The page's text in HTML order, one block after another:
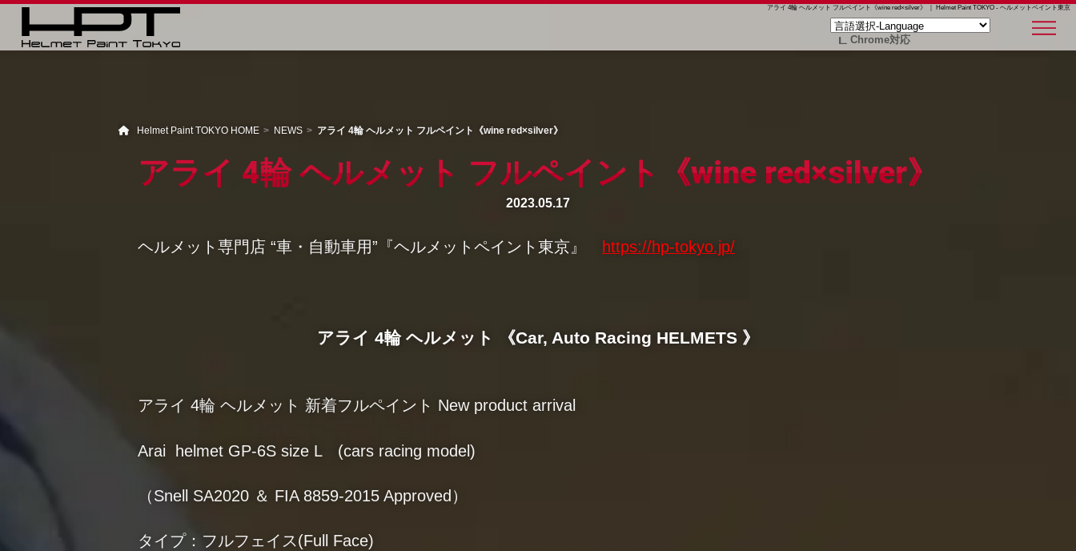
アライ 4輪 ヘルメット フルペイント《wine red×silver》 ｜ Helmet Paint TOKYO - ヘルメットペイント東京
Chrome対応
Helmet Paint TOKYO HOME NEWS アライ 4輪 ヘルメット フルペイント《wine red×silver》
アライ 4輪 ヘルメット フルペイント《wine red×silver》
2023.05.17
ヘルメット専門店 “車・自動車用”『ヘルメットペイント東京』 https://hp-tokyo.jp/
アライ 4輪 ヘルメット 《Car, Auto Racing HELMETS 》
アライ 4輪 ヘルメット 新着フルペイント New product arrival
Arai helmet GP-6S size L (cars racing model)
（Snell SA2020 ＆ FIA 8859-2015 Approved）
タイプ：フルフェイス(Full Face)